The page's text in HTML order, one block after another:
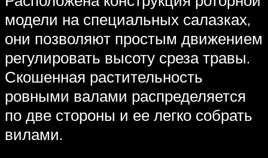
модели на специальных салазках,
они позволяют простым движением
регулировать высоту среза травы.
Скошенная растительность
ровными валами распределяется
по две стороны и ее легко собрать
вилами.